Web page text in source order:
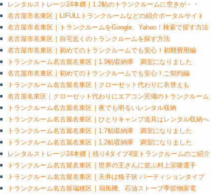
レンタルストレージ24本郷｜1.2帖のトランクルームに空きが・・
名古屋市名東区｜LIFULLトランクルームなどの紹介ポータルサイト
名古屋市名東区｜トランクルームをGoogle、Yahoo！検索で探す方法
名古屋市名東区｜自宅近くのトランクルームを探す方法
名古屋市名東区｜初めてのトランクルームでも安心！初期費用編
トランクルーム名古屋名東区｜1.9帖収納庫 満室になりました
名古屋市名東区｜初めてのトランクルームでも安心！ご契約編
トランクルーム名古屋名東区｜クローゼット代わりに衣替えも
名古屋名東区｜クローゼット代わりにエアコン完備のトランクルーム
トランクルーム名古屋名東区｜夜でも明るいレンタル収納
トランクルーム名古屋名東区｜ひとりキャンプ道具はレンタル収納へ
トランクルーム名古屋名東区｜1.7帖収納庫 満室になりました
トランクルーム名古屋名東区｜1.2帖収納庫 満室になりました
レンタルストレージ24本郷｜残り4タイプ4室トランクルームのご紹介
トランクルーム名古屋名東区｜世界の王さんに並ぶ村上宗隆選手
トランクルーム名古屋名東区｜天井は格子状 パーティションタイプ
トランクルーム名古屋瑞穂区｜扇風機、石油ストーブ季節物家電